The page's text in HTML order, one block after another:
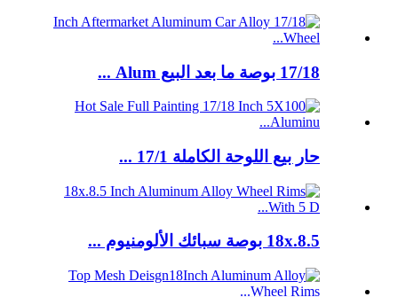
17/18 بوصة ما بعد البيع Alum ...
حار بيع اللوحة الكاملة 17/1 ...
18x.8.5 بوصة سبائك الألومنيوم ...